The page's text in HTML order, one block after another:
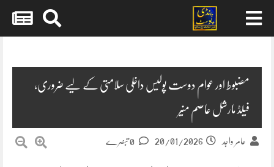
مضبوط اور عوام دوست پولیس داخلی سلامتی کے لیے ضروری،
فیلڈ مارشل عاصم منیر
عامر واجد 20/01/2026